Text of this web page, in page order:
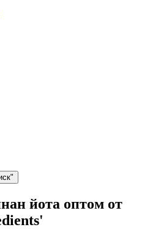
йота оптом от